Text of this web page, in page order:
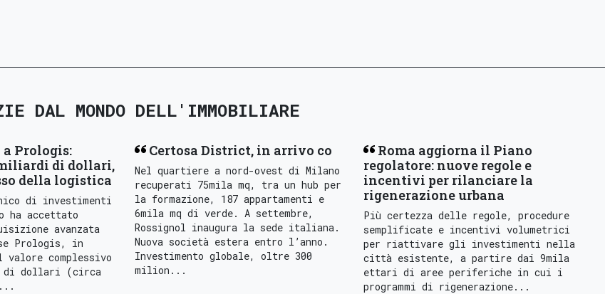
DAL MONDO DELL'IMMOBILIARE
a Prologis:
di dollari,
della logistica
di investimenti
ha accettato
avanzata
Prologis, in
valore complessivo
di dollari (circa
Certosa District, in arrivo co
Nel quartiere a nord-ovest di Milano
recuperati 75mila mq, tra un hub per
la formazione, 187 appartamenti e
6mila mq di verde. A settembre,
Rossignol inaugura la sede italiana.
Nuova società estera entro l’anno.
Investimento globale, oltre 300
milion...
Roma aggiorna il Piano
regolatore: nuove regole e
incentivi per rilanciare la
rigenerazione urbana
Più certezza delle regole, procedure
semplificate e incentivi volumetrici
per riattivare gli investimenti nella
città esistente, a partire dai 9mila
ettari di aree periferiche in cui i
programmi di rigenerazione...